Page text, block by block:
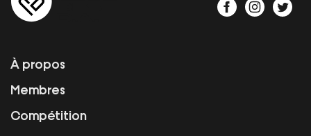
À propos
Membres
Compétition